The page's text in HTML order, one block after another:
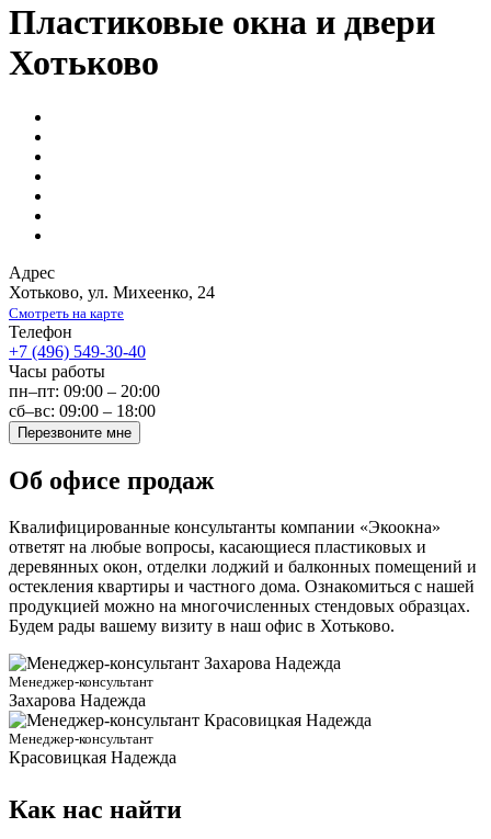
Пластиковые окна и двери
Хотьково
Адрес
Хотьково, ул. Михеенко, 24
Смотреть на карте
Телефон
+7 (496) 549-30-40
Часы работы
пн–пт: 09:00 – 20:00
сб–вс: 09:00 – 18:00
Перезвоните мне
Об офисе продаж
Квалифицированные консультанты компании «Экоокна»
ответят на любые вопросы, касающиеся пластиковых и
деревянных окон, отделки лоджий и балконных помещений и
остекления квартиры и частного дома. Ознакомиться с нашей
продукцией можно на многочисленных стендовых образцах.
Будем рады вашему визиту в наш офис в Хотьково.
Менеджер-консультант
Захарова Надежда
Менеджер-консультант
Красовицкая Надежда
Как нас найти